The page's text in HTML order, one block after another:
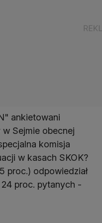
ankietowani
Sejmie obecnej
komisja
w kasach SKOK?
proc.) odpowiedział
proc. pytanych -